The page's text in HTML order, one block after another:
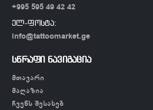
+995 595 49 42 42
ელ-ფოსტა:
info@tattoomarket.ge
სწრაფი ნავიგაცია
მთავარი
მაღაზია
ჩვენს შესახებ